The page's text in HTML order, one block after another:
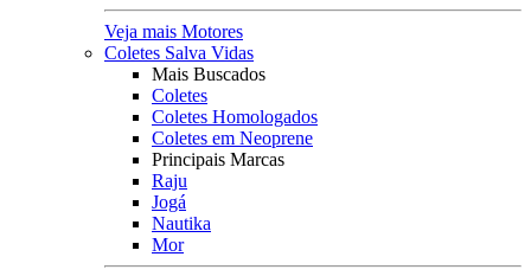
Veja mais Motores
Coletes Salva Vidas
Mais Buscados
Coletes
Coletes Homologados
Coletes em Neoprene
Principais Marcas
Raju
Jogá
Nautika
Mor